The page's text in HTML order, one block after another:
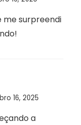
me surpreendi
16, 2025
a